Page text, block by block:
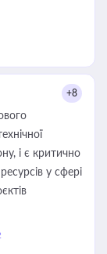
+8
і є критично
у сфері